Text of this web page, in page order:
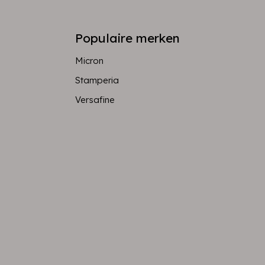
Populaire merken
Micron
Stamperia
Versafine